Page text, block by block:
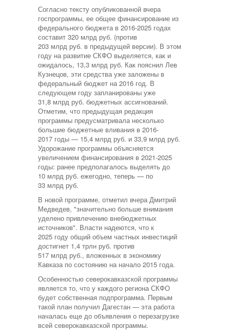
Согласно тексту опубликованной вчера
госпрограммы, ее общее финансирование из
федерального бюджета в 2016-2025 годах
составит 320 млрд руб. (против
203 млрд руб. в предыдущей версии). В этом
году на развитие СКФО выделяется, как и
ожидалось, 13,3 млрд руб. Как пояснил Лев
Кузнецов, эти средства уже заложены в
федеральный бюджет на 2016 год. В
следующем году запланированы уже
31,8 млрд руб. бюджетных ассигнований.
Отметим, что предыдущая редакция
программы предусматривала несколько
большие бюджетные вливания в 2016-
2017 годы — 15,4 млрд руб. и 33,9 млрд руб.
Удорожание программы объясняется
увеличением финансирования в 2021-2025
годы: ранее предполагалось выделять до
10 млрд руб. ежегодно, теперь — по
33 млрд руб.
В новой программе, отметил вчера Дмитрий
Медведев, "значительно больше внимания
уделено привлечению внебюджетных
источников". Власти надеются, что к
2025 году общий объем частных инвестиций
достигнет 1,4 трлн руб. против
517 млрд руб., вложенных в экономику
Кавказа по состоянию на начало 2015 года.
Особенностью северокавказской программы
является то, что у каждого региона СКФО
будет собственная подпрограмма. Первым
такой план получил Дагестан — эта работа
началась еще до объявления о перезагрузке
всей северокавказской программы.